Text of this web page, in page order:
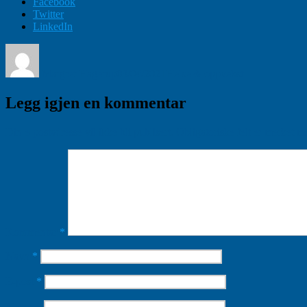
Twitter
LinkedIn
Legg igjen en kommentar
*
*
*